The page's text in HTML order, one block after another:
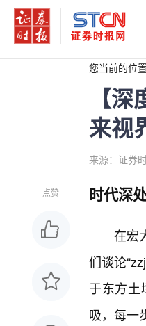
您当前的位置
【
来视
来源：证券
点赞 时代深
在宏
们谈论
于东方土
吸，每一